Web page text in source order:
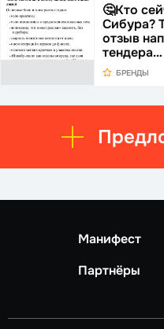
🤔Кто
Сибура?
отзыв
тендера…
БРЕНДЫ
Манифест
Партнёры